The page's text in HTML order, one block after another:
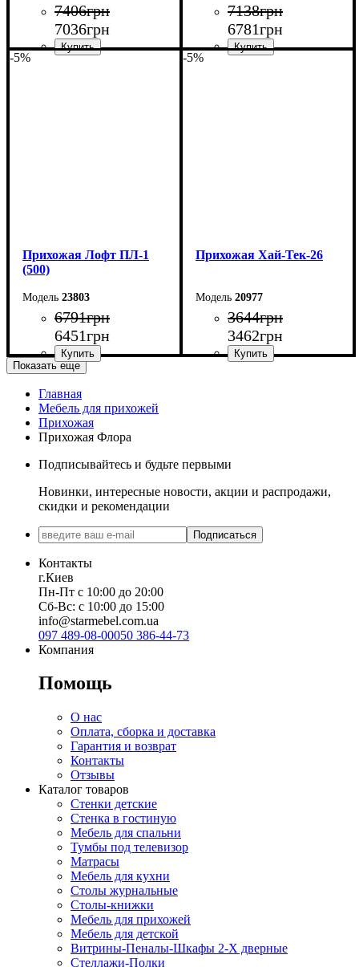
7406грн
7036грн
7138грн
6781грн
-5%
Прихожая Лофт ПЛ-1
(500)
23803
6791грн
6451грн
Ширина: 50 см
Высота: 200 см
Глубина: 35 см
-5%
Прихожая Хай-Тек-26
20977
3644грн
3462грн
Показать еще
Главная
Мебель для прихожей
Прихожая
Прихожая Флора
Подписывайтесь и будьте первыми
Новинки, интересные новости, акции и распродажи,
скидки и рекомендации
Подписаться
Контакты
г.Киев
Пн-Пт с 10:00 до 20:00
Сб-Вс: с 10:00 до 15:00
info@starmebel.com.ua
097 489-08-00050 386-44-73
Компания
Помощь
О нас
Оплата, сборка и доставка
Гарантия и возврат
Контакты
Отзывы
Каталог товаров
Стенки детские
Стенка в гостиную
Мебель для спальни
Тумбы под телевизор
Матрасы
Мебель для кухни
Столы журнальные
Столы-книжки
Мебель для прихожей
Мебель для детской
Витрины-Пеналы-Шкафы 2-Х дверные
Стеллажи-Полки